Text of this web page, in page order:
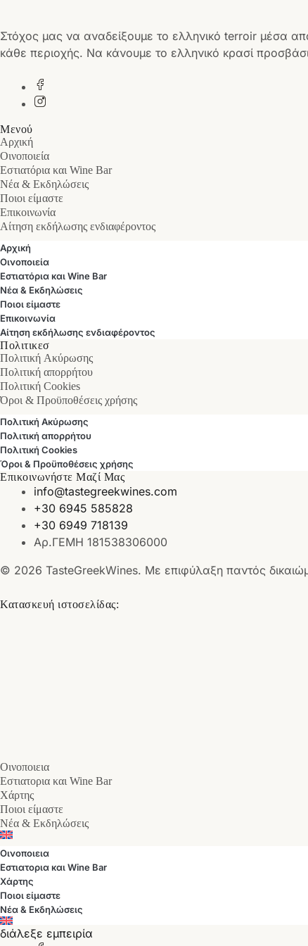
Στόχος μας να αναδείξουμε το ελληνικό terroir μέσα
κάθε περιοχής. Να κάνουμε το ελληνικό κρασί
Μενού
Αρχική
Οινοποιεία
Εστιατόρια και Wine Bar
Νέα & Εκδηλώσεις
Ποιοι είμαστε
Επικοινωνία
Αίτηση εκδήλωσης ενδιαφέροντος
Αρχική
Οινοποιεία
Εστιατόρια και Wine Bar
Νέα & Εκδηλώσεις
Ποιοι είμαστε
Επικοινωνία
Αίτηση εκδήλωσης ενδιαφέροντος
Πολιτικεσ
Πολιτική Ακύρωσης
Πολιτική απορρήτου
Πολιτική Cookies
Όροι & Προϋποθέσεις χρήσης
Πολιτική Ακύρωσης
Πολιτική απορρήτου
Πολιτική Cookies
Όροι & Προϋποθέσεις χρήσης
Επικοινωνήστε Μαζί Μας
info@tastegreekwines.com
+30 6945 585828
+30 6949 718139
Αρ.ΓΕΜΗ 181538306000
© 2026 TasteGreekWines. Με επιφύλαξη παντός
Κατασκευή ιστοσελίδας:
Οινοποιεια
Εστιατορια και Wine Bar
Χάρτης
Ποιοι είμαστε
Νέα & Εκδηλώσεις
Οινοποιεια
Εστιατορια και Wine Bar
Χάρτης
Ποιοι είμαστε
Νέα & Εκδηλώσεις
διάλεξε εμπειρία